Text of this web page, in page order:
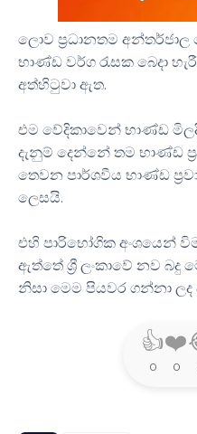
ලොව ප්‍රධානතම අන්තර්ජාල
භාණ්ඩ වර්ග රැසක බෙදා
අත්හිටුවා ඇත.
එම වේදිකාවෙන් භාණ්ඩ
දැනුම් දෙන්නේ තම භාණ්ඩ
තෙවන පාර්ශවීය භාණ්ඩ
ලෙසයි.
එහි පාරිභෝගික අංශයෙන්
ඇත්තේ ශ්‍රී ලංකාවේ නව බදු
නිසා මෙම පියවර ගන්නා ලද
👍
0
❤️
0